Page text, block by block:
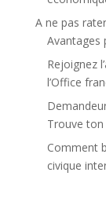
A ne pas rater
Avantages
Rejoignez
l’Office
Trouve ton
Comment
civique